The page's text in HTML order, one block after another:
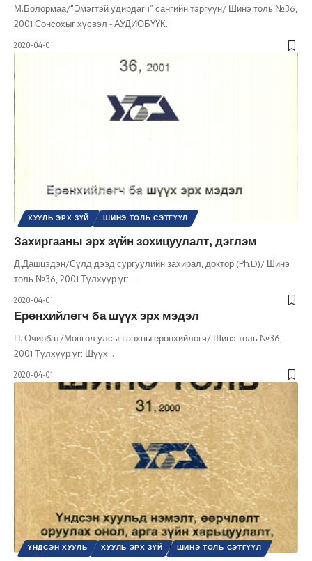
М.Болормаа/"Эмэгтэй удирдагч” сангийн тэргүүн/ Шинэ толь №36,
2001 Сонсохыг хүсвэл - АУДИОБҮҮК…
2020-04-01
ХУУЛЬ ЭРХ ЗҮЙ ШИНЭ ТОЛЬ СЭТГҮҮЛ
Захиргааны эрх зүйн зохицуулалт, дэглэм
Д.Дашцэдэн/Сүлд дээд сургуулийн захирал, доктор (Ph.D)/ Шинэ
толь №36, 2001 Түлхүүр үг:…
2020-04-01
Ерөнхийлөгч ба шүүх эрх мэдэл
П. Очирбат/Монгол улсын анхны ерөнхийлөгч/ Шинэ толь №36,
2001 Түлхүүр үг: Шүүх…
2020-04-01
ҮНДСЭН ХУУЛЬ ХУУЛЬ ЭРХ ЗҮЙ ШИНЭ ТОЛЬ СЭТГҮҮЛ